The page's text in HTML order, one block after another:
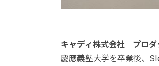
キャディ株式会社 プロダ
慶應義塾大学を卒業後、